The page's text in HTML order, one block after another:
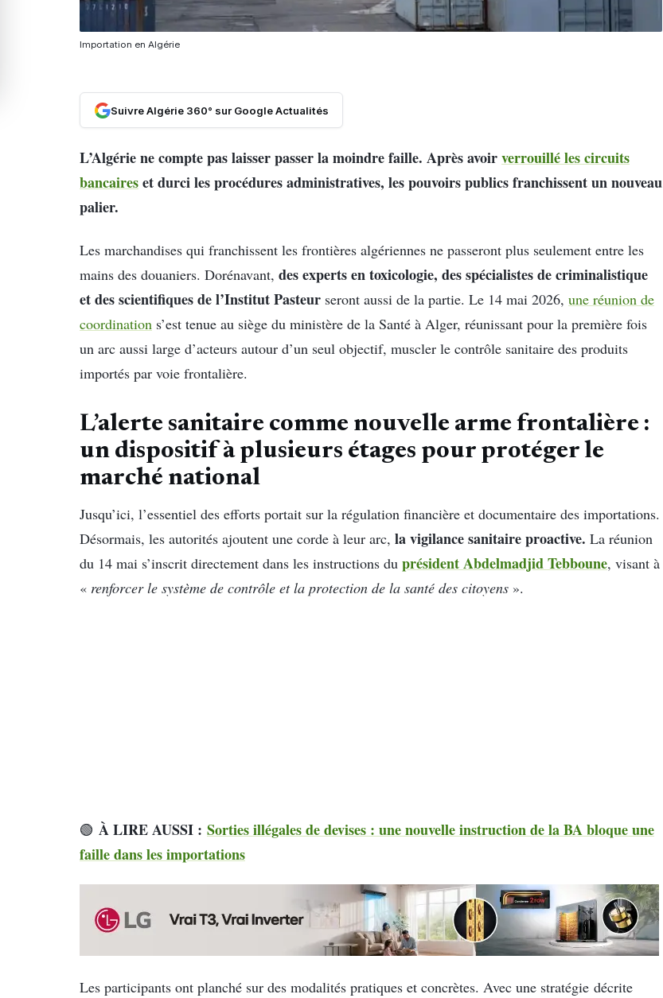
Importation en Algérie
Suivre Algérie 360° sur Google Actualités
L’Algérie ne compte pas laisser passer la moindre faille. Après avoirverrouillé les circuits
bancaireset durci les procédures administratives, les pouvoirs publics franchissent un nouveau
palier.
Les marchandises qui franchissent les frontières algériennes ne passeront plus seulement entre les
mains des douaniers. Dorénavant, des experts en toxicologie, des spécialistes de criminalistique
et des scientifiques de l’Institut Pasteur seront aussi de la partie. Le 14 mai 2026, une réunion de
coordination s’est tenue au siège du ministère de la Santé à Alger, réunissant pour la première fois
un arc aussi large d’acteurs autour d’un seul objectif, muscler le contrôle sanitaire des produits
importés par voie frontalière.
L’alerte sanitaire comme nouvelle arme frontalière :
un dispositif à plusieurs étages pour protéger le
marché national
Jusqu’ici, l’essentiel des efforts portait sur la régulation financière et documentaire des importations.
Désormais, les autorités ajoutent une corde à leur arc, la vigilance sanitaire proactive. La réunion
du 14 mai s’inscrit directement dans les instructions du président Abdelmadjid Tebboune, visant à
« renforcer le système de contrôle et la protection de la santé des citoyens ».
🟢 À LIRE AUSSI : Sorties illégales de devises : une nouvelle instruction de la BA bloque une
faille dans les importations
Les participants ont planché sur des modalités pratiques et concrètes. Avec une stratégie décrite